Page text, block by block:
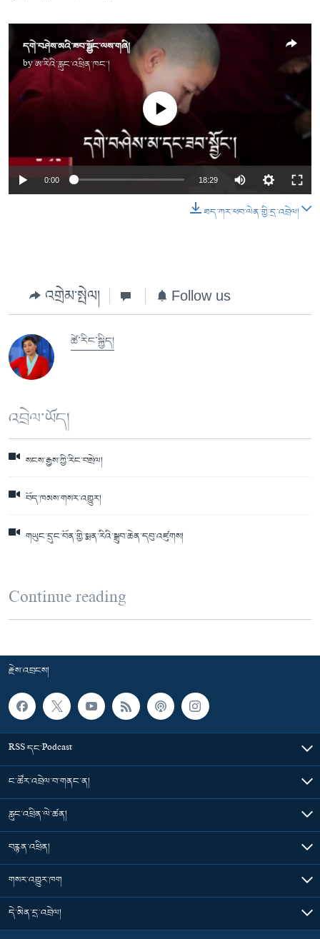
དགེ་བཤེས་མའི་ཟབ་སྦྱོང་ལས་གཞི།
byཨ་རིའི་རླུང་འཕྲིན་ཁང་།
No media source currently available
0:00 18:29
ཐད་ཀར་ཕབ་ལེན་གྱི་དྲ་འབྲེལ།
འགྲེམ་སྤེལ། Follow us
ཚེ་རིང་སྐྱིད།
འབྲེལ་ཡོད།
སངས་རྒྱས་ཀྱི་རིང་བསྲེལ།
བོད་ཁམས་གསར་འགྱུར།
གཡུང་དྲུང་བོན་གྱི་སྨན་རིའི་སྒྲུབ་ཆེན་དབུ་འཛུགས།
Continue reading
རྗེས་འབྲངས།
RSS དང་Podcast
ང་ཚོར་འབྲེལ་བ་གནང་ན།
རླུང་འཕྲིན་ལེ་ཚན།
བརྙན་འཕྲིན།
གསར་འགྱུར་ཁག
དེ་མིན་དྲ་འབྲེལ།